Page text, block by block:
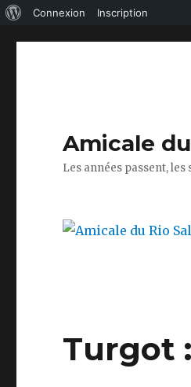
Connexion Inscription
Amicale
Les années passent,
Turgot